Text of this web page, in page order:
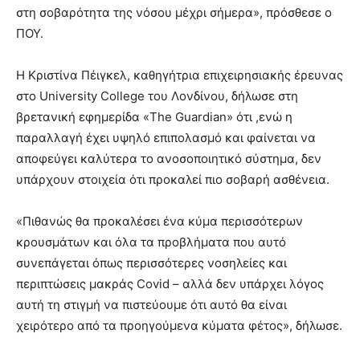
στη σοβαρότητα της νόσου μέχρι σήμερα», πρόσθεσε ο
ΠΟΥ.
Η Κριστίνα Πέιγκελ, καθηγήτρια επιχειρησιακής έρευνας
στο University College του Λονδίνου, δήλωσε στη
βρετανική εφημερίδα «The Guardian» ότι ,ενώ η
παραλλαγή έχει υψηλό επιπολασμό και φαίνεται να
αποφεύγει καλύτερα το ανοσοποιητικό σύστημα, δεν
υπάρχουν στοιχεία ότι προκαλεί πιο σοβαρή ασθένεια.
«Πιθανώς θα προκαλέσει ένα κύμα περισσότερων
κρουσμάτων και όλα τα προβλήματα που αυτό
συνεπάγεται όπως περισσότερες νοσηλείες και
περιπτώσεις μακράς Covid – αλλά δεν υπάρχει λόγος
αυτή τη στιγμή να πιστεύουμε ότι αυτό θα είναι
χειρότερο από τα προηγούμενα κύματα φέτος», δήλωσε.